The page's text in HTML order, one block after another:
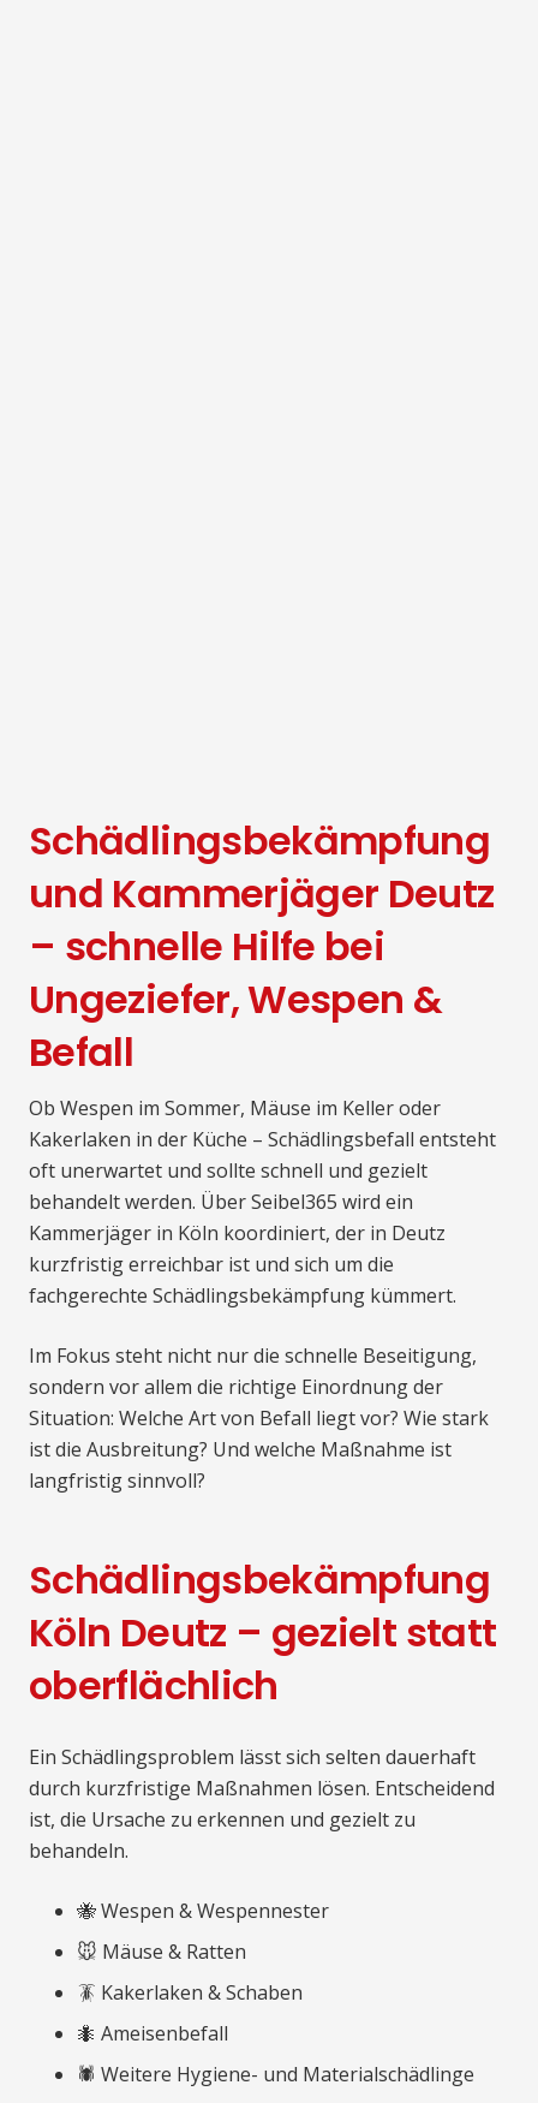
Schädlingsbekämpfung
und Kammerjäger Deutz
– schnelle Hilfe bei
Ungeziefer, Wespen &
Befall
Ob Wespen im Sommer, Mäuse im Keller oder
Kakerlaken in der Küche – Schädlingsbefall entsteht
oft unerwartet und sollte schnell und gezielt
behandelt werden. Über Seibel365 wird ein
Kammerjäger in Köln koordiniert, der in Deutz
kurzfristig erreichbar ist und sich um die
fachgerechte Schädlingsbekämpfung kümmert.
Im Fokus steht nicht nur die schnelle Beseitigung,
sondern vor allem die richtige Einordnung der
Situation: Welche Art von Befall liegt vor? Wie stark
ist die Ausbreitung? Und welche Maßnahme ist
langfristig sinnvoll?
Schädlingsbekämpfung
Köln Deutz – gezielt statt
oberflächlich
Ein Schädlingsproblem lässt sich selten dauerhaft
durch kurzfristige Maßnahmen lösen. Entscheidend
ist, die Ursache zu erkennen und gezielt zu
behandeln.
🐝 Wespen & Wespennester
🐭 Mäuse & Ratten
🪳 Kakerlaken & Schaben
🐜 Ameisenbefall
🕷️ Weitere Hygiene- und Materialschädlinge